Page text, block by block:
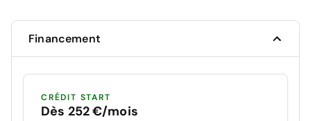
Financement
CRÉDIT START
Dès 252 €/mois